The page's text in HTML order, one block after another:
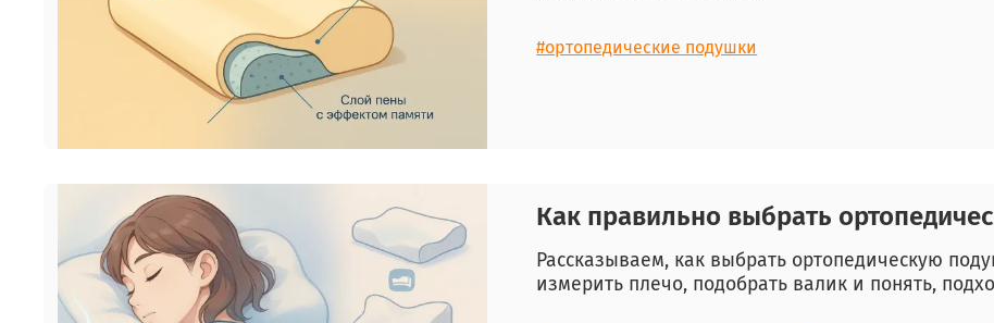
#ортопедические подушки
Как правильно выбрать
Рассказываем, как выбрать ортопедическую
измерить плечо, подобрать валик и понять,